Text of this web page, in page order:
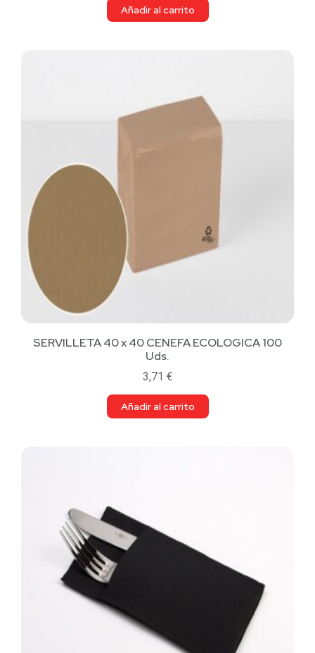
Añadir al carrito
SERVILLETA 40 x 40 CENEFA ECOLOGICA 100
Uds.
3,71 €
Añadir al carrito